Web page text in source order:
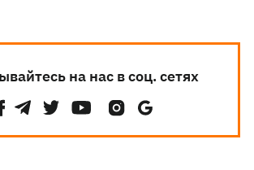
на нас в соц. сетях